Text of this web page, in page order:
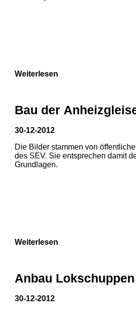
1
3
Weiterlesen
Bau der
30-12-2012
Die Bilder stammen von
des SEV. Sie entsprechen damit
Grundlagen.
Weiterlesen
Anbau Lokschuppen
30-12-2012